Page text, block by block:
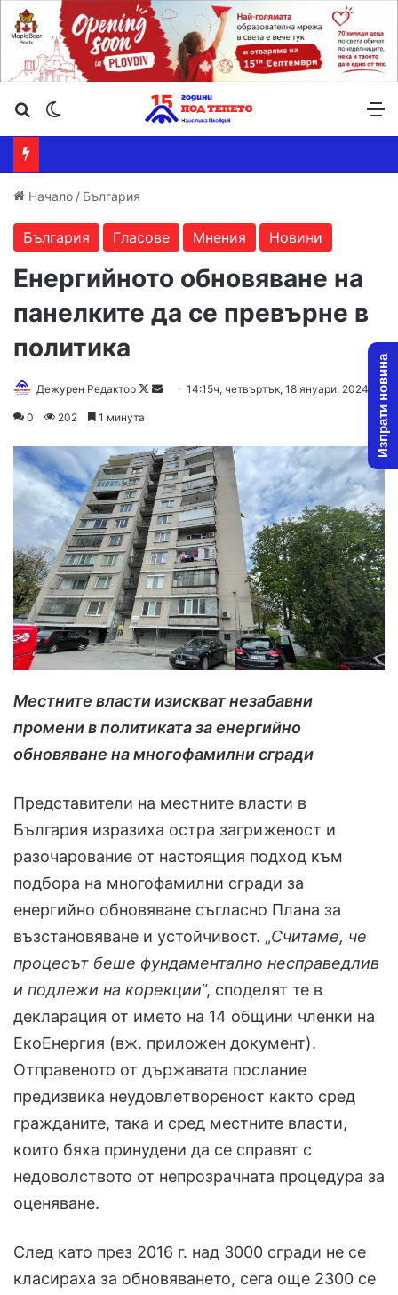
Търсене ...
Начало / България
България Гласове Мнения Новини
Енергийното обновяване на
панелките да се превърне в
политика
Дежурен Редактор
Follow
Send14:15ч, четвъртък, 18 януари, 2024
0 202 1 минута
Местните власти изискват незабавни
промени в политиката за енергийно
обновяване на многофамилни сгради
Представители на местните власти в
България изразиха остра загриженост и
разочарование от настоящия подход към
подбора на многофамилни сгради за
енергийно обновяване съгласно Плана за
възстановяване и устойчивост. „Считаме, че
процесът беше фундаментално несправедлив
и подлежи на корекции“, споделят те в
декларация от името на 14 общини членки на
ЕкоЕнергия (вж. приложен документ).
Отправеното от държавата послание
предизвика неудовлетвореност както сред
гражданите, така и сред местните власти,
които бяха принудени да се справят с
недоволството от непрозрачната процедура за
оценяване.
След като през 2016 г. над 3000 сгради не се
класираха за обновяването, сега още 2300 се
Изпрати новина